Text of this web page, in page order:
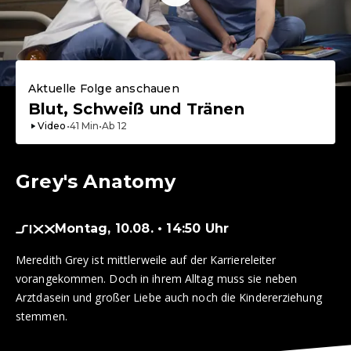
Aktuelle Folge anschauen
Blut, Schweiß und Tränen
Video •41 Min•Ab 12
Grey's Anatomy
Montag, 10.08. • 14:50 Uhr
Meredith Grey ist mittlerweile auf der Karriereleiter
vorangekommen. Doch in ihrem Alltag muss sie neben
Arztdasein und großer Liebe auch noch die Kindererziehung
stemmen.